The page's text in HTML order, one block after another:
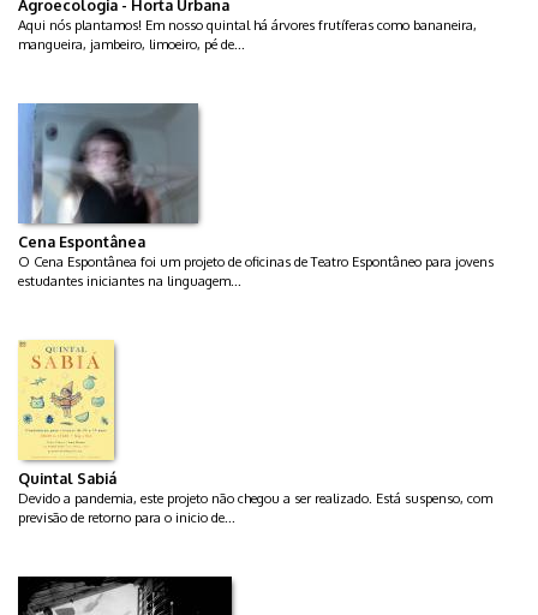
Agroecologia - Horta Urbana
Aqui nós plantamos! Em nosso quintal há árvores frutíferas como bananeira,
mangueira, jambeiro, limoeiro, pé de...
Cena Espontânea
O Cena Espontânea foi um projeto de oficinas de Teatro Espontâneo para jovens
estudantes iniciantes na linguagem...
Quintal Sabiá
Devido a pandemia, este projeto não chegou a ser realizado. Está suspenso, com
previsão de retorno para o inicio de...